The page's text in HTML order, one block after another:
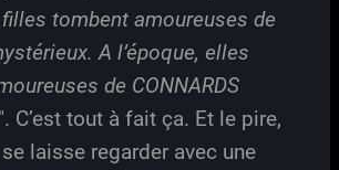
tombent amoureuses de
A l’époque, elles
de CONNARDS
". C’est tout à fait ça. Et le pire,
se laisse regarder avec une